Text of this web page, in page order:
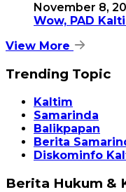
November 8,
Wow, PAD
View More
Trending Topic
Kaltim
Samarinda
Balikpapan
Berita
Diskominfo
Berita Hukum &